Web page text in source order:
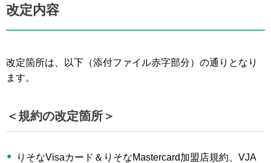
改定内容
改定箇所は、以下（添付ファイル赤字部分）の通りとなり
ます。
＜規約の改定箇所＞
りそなVisaカード＆りそなMastercard加盟店規約、VJA